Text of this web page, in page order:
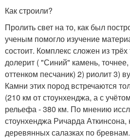
Как строили?
Пролить свет на то, как был
ученым помогло изучение
состоит. Комплекс сложен из
долерит ( "Синий" камень,
оттенком песчаник) 2) риолит 3)
Камни этих пород встречаются
(210 км от стоунхенджа, а с
рельефа - 380 км. По мнению
стоунхенджа Ричарда Аткинсона,
деревянных салазках по